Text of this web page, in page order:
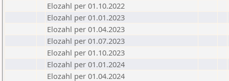
Elozahl per 01.10.2022
Elozahl per 01.01.2023
Elozahl per 01.04.2023
Elozahl per 01.07.2023
Elozahl per 01.10.2023
Elozahl per 01.01.2024
Elozahl per 01.04.2024